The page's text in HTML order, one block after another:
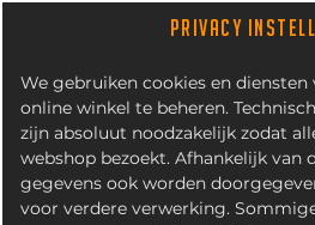
PRIVACY
We gebruiken cookies en diensten
online winkel te beheren.
zijn absoluut noodzakelijk zodat
webshop bezoekt. Afhankelijk van
gegevens ook worden
voor verdere verwerking.